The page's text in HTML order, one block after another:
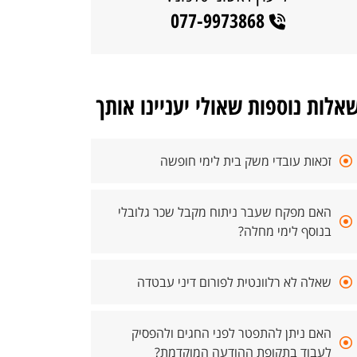
077-9973868
נוספות שאולי יעניינו אותך
זכאות עובדי משק בית לימי חופשה
האם מפקח שעבר ניתוח מקבל שכר גלובלי
בנוסף לימי מחלה?
שאלה לא רלוונטית לפורום דיני עבטדה
האם ניתן להתפטר לפני החגים ולהפסיק
לעבוד בתקופת ההודעה המוקדמת?